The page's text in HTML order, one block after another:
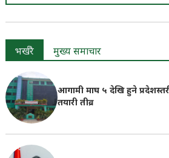
भर्खरै मुख्य समाचार
आगामी माघ ५ देखि हुने
तयारी तीव्र